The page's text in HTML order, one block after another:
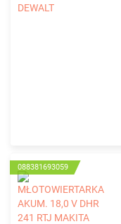
088381693059